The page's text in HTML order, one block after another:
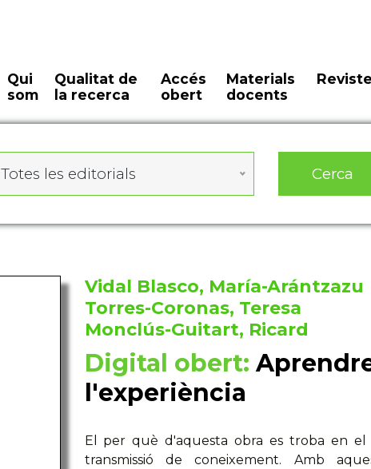
Qui
som
Qualitat de
la recerca
Accés
obert
Materials
docents
Totes les editorials Cerca
Vidal Blasco, María-Arántzazu
Torres-Coronas, Teresa
Monclús-Guitart, Ricard
Digital obert:
l'experiència
El per què d'aquesta obra es troba en
transmissió de coneixement. Amb